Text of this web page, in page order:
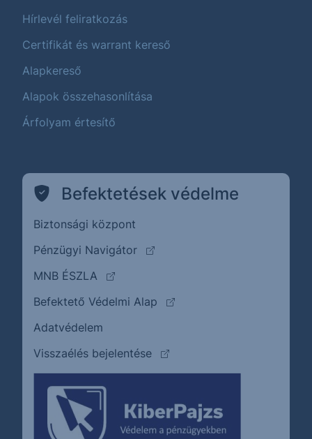
Hírlevél feliratkozás
Certifikát és warrant kereső
Alapkereső
Alapok összehasonlítása
Árfolyam értesítő
Befektetések védelme
Biztonsági központ
Pénzügyi Navigátor
(külső oldalra ugrik)
MNB ÉSZLA
(külső oldalra ugrik)
Befektető Védelmi Alap
(külső oldalra ugrik)
Adatvédelem
Visszaélés bejelentése
(külső oldalra ugrik)